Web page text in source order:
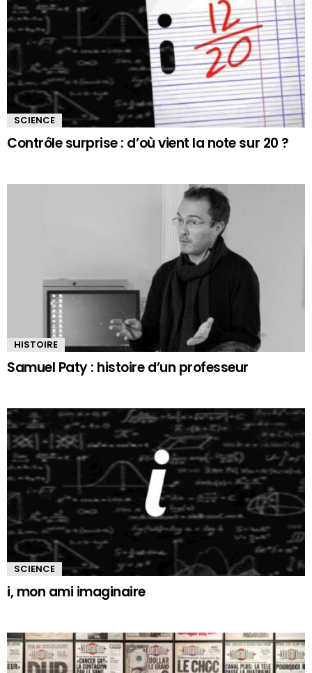
SCIENCE
Contrôle surprise : d’où vient la note sur 20 ?
HISTOIRE
Samuel Paty : histoire d’un professeur
SCIENCE
i, mon ami imaginaire